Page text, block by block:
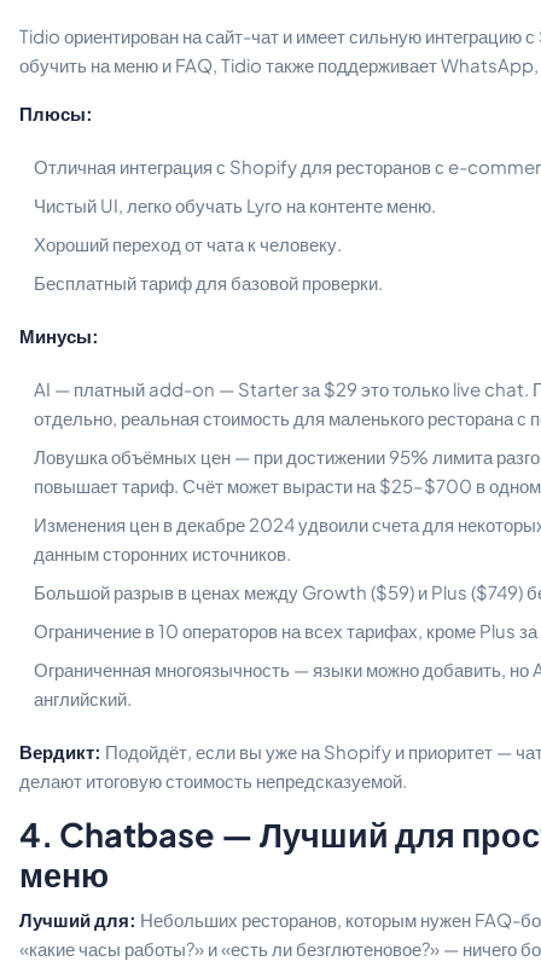
Tidio ориентирован на сайт-чат и имеет сильную интеграцию
обучить на меню и FAQ, Tidio также поддерживает
Плюсы:
Отличная интеграция с Shopify для ресторанов с e-
Чистый UI, легко обучать Lyro на контенте меню.
Хороший переход от чата к человеку.
Бесплатный тариф для базовой проверки.
Минусы:
AI — платный add-on — Starter за $29 это только live chat.
отдельно, реальная стоимость для маленького ресторана
Ловушка объёмных цен — при достижении 95% лимита
повышает тариф. Счёт может вырасти на $25–$700 в
Изменения цен в декабре 2024 удвоили счета для
данным сторонних источников.
Большой разрыв в ценах между Growth ($59) и Plus ($749)
Ограничение в 10 операторов на всех тарифах, кроме Plus
Ограниченная многоязычность — языки можно добавить, но
английский.
Вердикт: Подойдёт, если вы уже на Shopify и приоритет —
делают итоговую стоимость непредсказуемой.
4. Chatbase — Лучший для
меню
Лучший для: Небольших ресторанов, которым нужен FAQ-
«какие часы работы?» и «есть ли безглютеновое?» — ничего